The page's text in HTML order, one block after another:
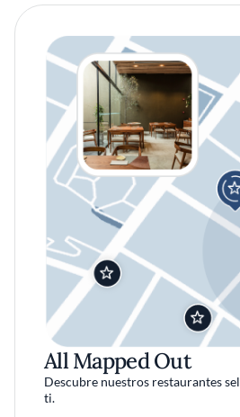
All Mapped Out
Descubre nuestros restaurantes
ti.